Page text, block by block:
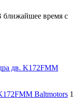
ближайшее время с
Baltmotors 1